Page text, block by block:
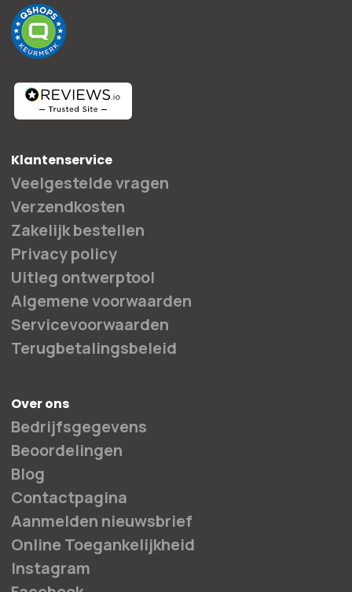
Klantenservice
Veelgestelde vragen
Verzendkosten
Zakelijk bestellen
Privacy policy
Uitleg ontwerptool
Algemene voorwaarden
Servicevoorwaarden
Terugbetalingsbeleid
Over ons
Bedrijfsgegevens
Beoordelingen
Blog
Contactpagina
Aanmelden nieuwsbrief
Online Toegankelijkheid
Instagram